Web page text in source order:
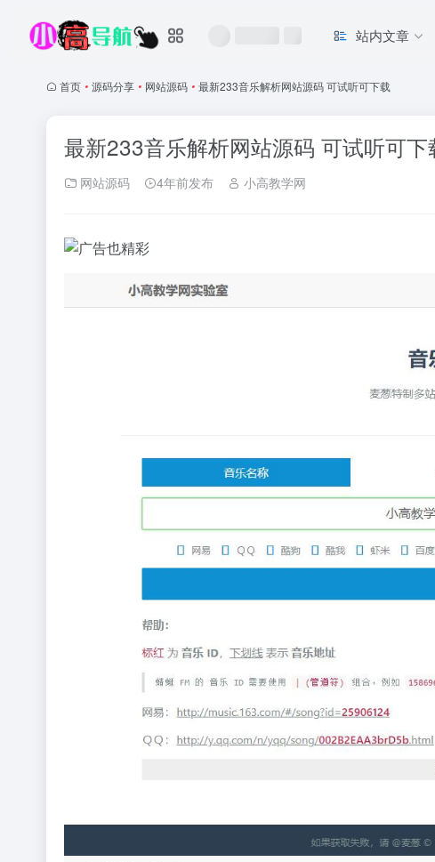
站内文章
首页 • 源码分享 • 网站源码 • 最新233音乐解析网站源码 可试听可下载
最新233音乐解析网站源码 可试听可下
网站源码 4年前发布 小高教学网